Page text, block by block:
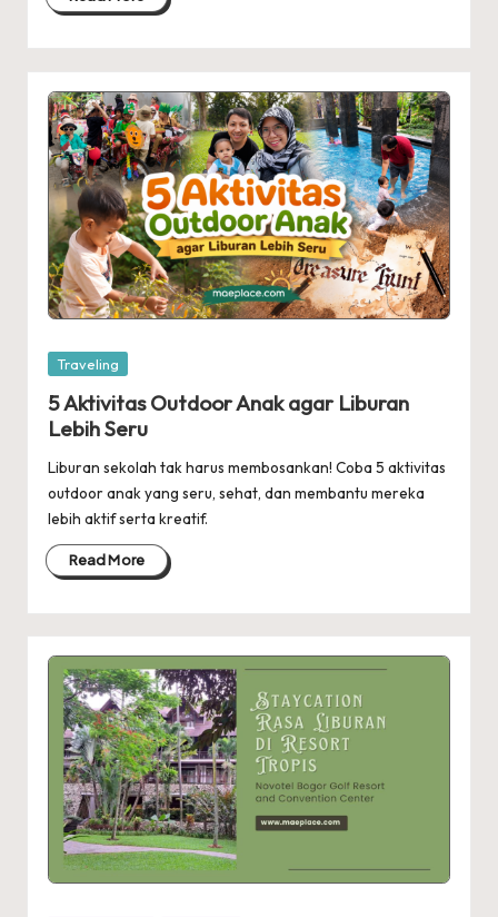
Posted
Traveling
5 Aktivitas Outdoor Anak agar Liburan
Lebih Seru
Liburan sekolah tak harus membosankan! Coba 5 aktivitas
outdoor anak yang seru, sehat, dan membantu mereka
lebih aktif serta kreatif.
Read More